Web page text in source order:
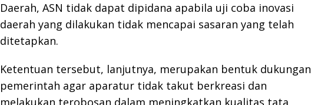
Daerah, ASN tidak dapat dipidana apabila uji coba inovasi
daerah yang dilakukan tidak mencapai sasaran yang telah
ditetapkan.
Ketentuan tersebut, lanjutnya, merupakan bentuk dukungan
pemerintah agar aparatur tidak takut berkreasi dan